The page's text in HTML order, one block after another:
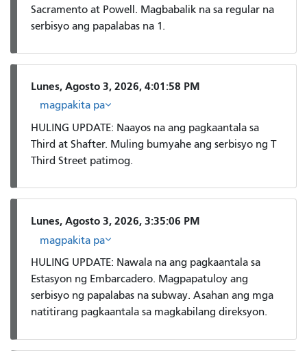
Sacramento at Powell. Magbabalik na sa regular na
serbisyo ang papalabas na 1.
Lunes, Agosto 3, 2026, 4:01:58 PM
magpakita pa
HULING UPDATE: Naayos na ang pagkaantala sa
Third at Shafter. Muling bumyahe ang serbisyo ng T
Third Street patimog.
Lunes, Agosto 3, 2026, 3:35:06 PM
magpakita pa
HULING UPDATE: Nawala na ang pagkaantala sa
Estasyon ng Embarcadero. Magpapatuloy ang
serbisyo ng papalabas na subway. Asahan ang mga
natitirang pagkaantala sa magkabilang direksyon.